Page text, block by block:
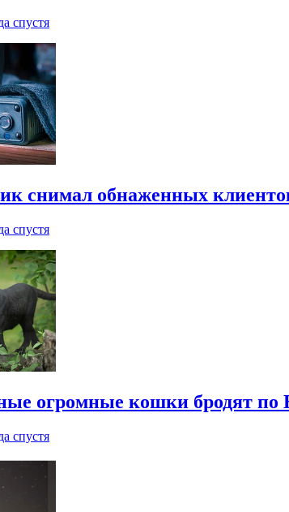
спустя
снимал обнаженных
спустя
огромные кошки бродят по
спустя